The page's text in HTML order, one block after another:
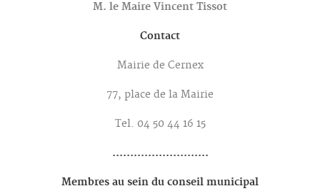
M. le Maire Vincent Tissot
Contact
Mairie de Cernex
77, place de la Mairie
Tel. 04 50 44 16 15
...........................
Membres au sein du conseil municipal